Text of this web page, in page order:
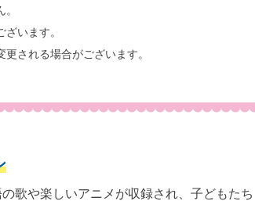
います。
される場合がございます。
歌や楽しいアニメが収録され、子どもたち